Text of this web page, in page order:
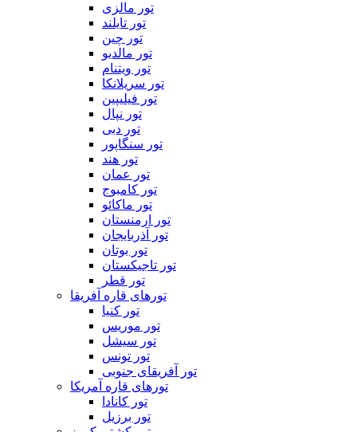
تور مالزی
تور تایلند
تور چین
تور مالدیو
تور ویتنام
تور سریلانکا
تور فیلیپین
تور نپال
تور دبی
تور سنگاپور
تور هند
تور عمان
تور کامبوج
تور ماکائو
تور ارمنستان
تور آذربایجان
تور بوتان
تور تاجیکستان
تور قطر
تورهای قاره آفریقا
تور کنیا
تور موریس
تور سیشل
تور تونس
تور آفریقای جنوبی
تورهای قاره آمریکا
تور کانادا
تور برزیل